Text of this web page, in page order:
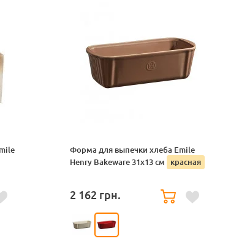
Форма для выпечки хлеба Emile
Henry Bakeware 31х13 см
красная
2 162 грн.